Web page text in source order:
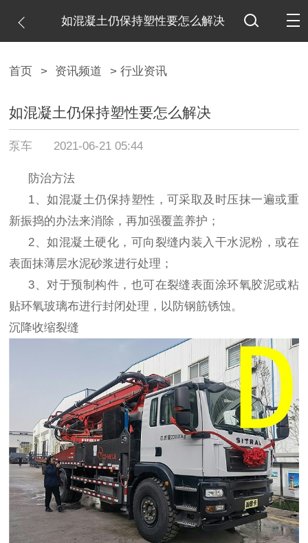
如混凝土仍保持塑性要怎么解决
首页 > 资讯频道 > 行业资讯
如混凝土仍保持塑性要怎么解决
泵车 2021-06-21 05:44
防治方法
1、如混凝土仍保持塑性，可采取及时压抹一遍或重
新振捣的办法来消除，再加强覆盖养护；
2、如混凝土硬化，可向裂缝内装入干水泥粉，或在
表面抹薄层水泥砂浆进行处理；
3、对于预制构件，也可在裂缝表面涂环氧胶泥或粘
贴环氧玻璃布进行封闭处理，以防钢筋锈蚀。
沉降收缩裂缝